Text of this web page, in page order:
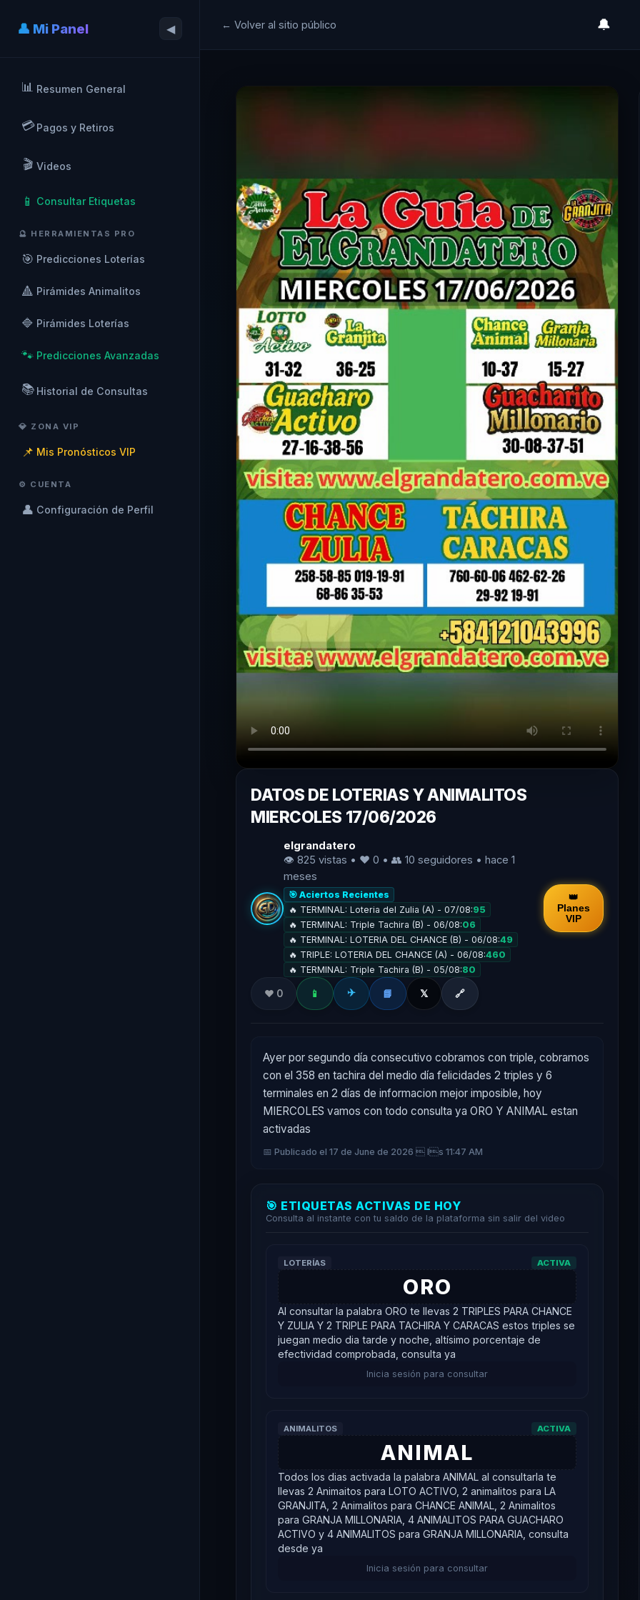
👤 Mi Panel ◀
📊 Resumen General
💳 Pagos y Retiros
🎬 Videos
📱 Consultar Etiquetas
🔮 HERRAMIENTAS PRO
🎯 Predicciones Loterías
🔺 Pirámides Animalitos
🔷 Pirámides Loterías
🐾 Predicciones Avanzadas
📚 Historial de Consultas
💎 ZONA VIP
📌 Mis Pronósticos VIP
⚙️ CUENTA
👤 Configuración de Perfil
← Volver al sitio público 🔔
DATOS DE LOTERIAS Y ANIMALITOS
MIERCOLES 17/06/2026
elgrandatero
👁 825 vistas • ❤️ 0 • 👥 10 seguidores • hace 1
meses
🎯 Aciertos Recientes
🔥 TERMINAL: Loteria del Zulia (A) - 07/08:95
🔥 TERMINAL: Triple Tachira (B) - 06/08:06
🔥 TERMINAL: LOTERIA DEL CHANCE (B) - 06/08:49
🔥 TRIPLE: LOTERIA DEL CHANCE (A) - 06/08:460
🔥 TERMINAL: Triple Tachira (B) - 05/08:80
👑
Planes
VIP
❤️ 0 📱 ✈️ 📘 𝕏 🔗
Ayer por segundo día consecutivo cobramos con triple, cobramos
con el 358 en tachira del medio día felicidades 2 triples y 6
terminales en 2 días de informacion mejor imposible, hoy
MIERCOLES vamos con todo consulta ya ORO Y ANIMAL estan
activadas
📅 Publicado el 17 de June de 2026  ls 11:47 AM
🎯 ETIQUETAS ACTIVAS DE HOY
Consulta al instante con tu saldo de la plataforma sin salir del video
LOTERÍAS ACTIVA
ORO
Al consultar la palabra ORO te llevas 2 TRIPLES PARA CHANCE
Y ZULIA Y 2 TRIPLE PARA TACHIRA Y CARACAS estos triples se
juegan medio dia tarde y noche, altísimo porcentaje de
efectividad comprobada, consulta ya
Inicia sesión para consultar
ANIMALITOS ACTIVA
ANIMAL
Todos los dias activada la palabra ANIMAL al consultarla te
llevas 2 Animaitos para LOTO ACTIVO, 2 animalitos para LA
GRANJITA, 2 Animalitos para CHANCE ANIMAL, 2 Animalitos
para GRANJA MILLONARIA, 4 ANIMALITOS PARA GUACHARO
ACTIVO y 4 ANIMALITOS para GRANJA MILLONARIA, consulta
desde ya
Inicia sesión para consultar